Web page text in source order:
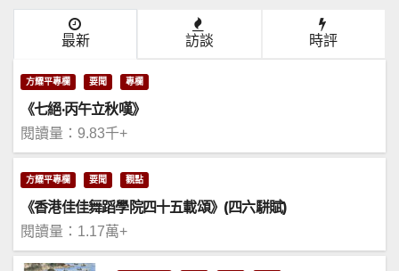
最新 訪談 時評
方耀平專欄 要聞 專欄
《七絕·丙午立秋嘆》
閱讀量：9.83千+
方耀平專欄 要聞 觀點
《香港佳佳舞蹈學院四十五載頌》(四六駢賦)
閱讀量：1.17萬+